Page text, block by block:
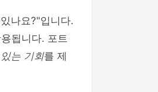
나요?"입니다.
됩니다. 포트
는 기회를 제